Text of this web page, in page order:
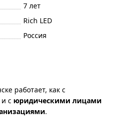
7 лет
Rich LED
Россия
работает, как с
и с юридическими лицами
.